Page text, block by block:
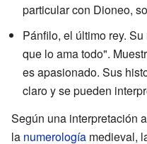
particular con Dioneo,
Pánfilo, el último rey.
que lo ama todo".
es apasionado. Sus
claro y se pueden
Según una interpretación
la numerología medieval,